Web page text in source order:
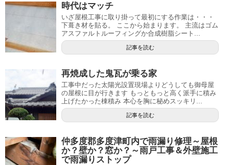
時代はマッチ
いざ屋根工事に取り掛って最初にする作業は・・・
下葺き材を貼る。 ここから始まります。 主流はゴム
アスファルトルーフィングか合成樹脂シート...
記事を読む
再焼成した鬼瓦が乗る家
工事中だった太陽光設置現場よりどうしても御母屋
の屋根に目が行きます もっともっと高く派手に積み
上げたかった棟積み 本心を胸に秘めスッキリ...
記事を読む
仲多度郡多度津町内で雨漏り修理～屋根
か？壁か？窓か？～雨戸工事＆外壁施工
で雨漏りストップ